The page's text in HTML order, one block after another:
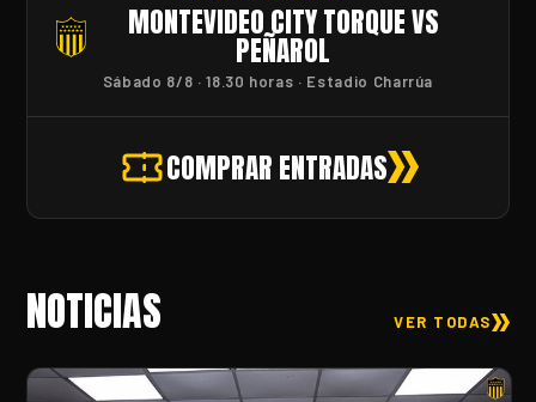
MÁS
LEER
MÁS
MONTEVIDEO CITY TORQUE VS
PEÑAROL
Sábado 8/8 · 18.30 horas · Estadio Charrúa
COMPRAR ENTRADAS
NOTICIAS VER TODAS